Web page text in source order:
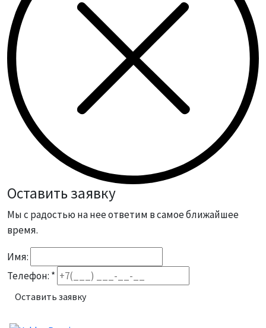
Оставить заявку
Мы с радостью на нее ответим в самое ближайшее
время.
Имя:
Телефон: *